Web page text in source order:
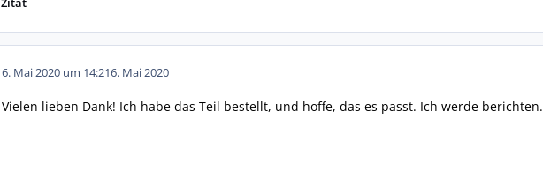
Zitat
6. Mai 2020 um 14:216. Mai 2020
Vielen lieben Dank! Ich habe das Teil bestellt, und hoffe, das es passt. Ich werde berichten.